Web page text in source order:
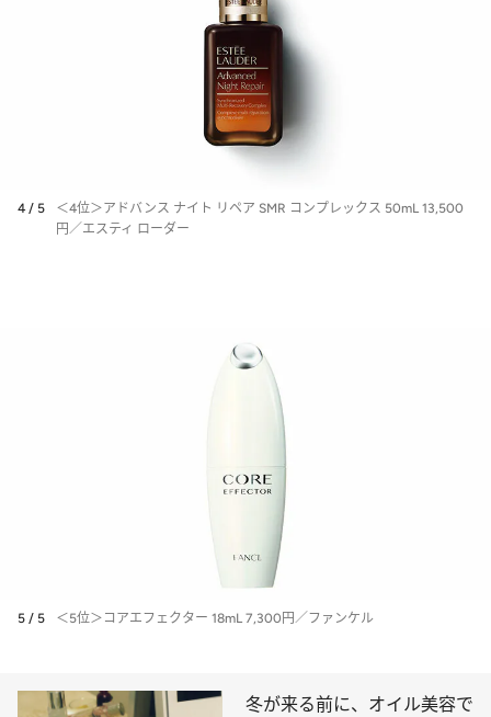
4 / 5
＜4位＞アドバンス ナイト リペア SMR コンプレックス 50mL 13,500
円／エスティ ローダー
5 / 5 ＜5位＞コアエフェクター 18mL 7,300円／ファンケル
冬が来る前に、オイル美容で